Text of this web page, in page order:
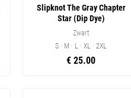
Slipknot The Gray Chapter
Star (Dip Dye)
Zwart
S · M · L · XL · 2XL
€ 25.00